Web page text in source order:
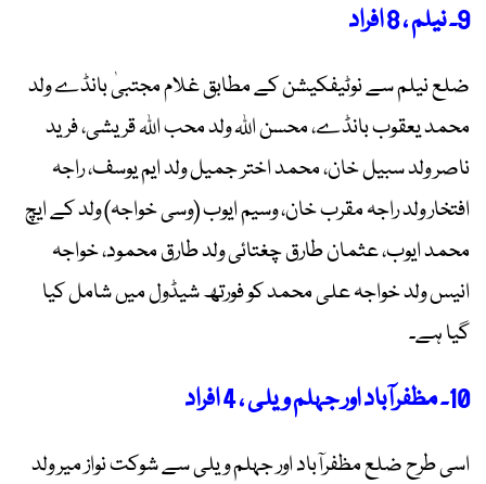
9۔ نیلم ، 8 افراد
ضلع نیلم سے نوٹیفکیشن کے مطابق غلام مجتبیٰ بانڈے ولد
محمد یعقوب بانڈے، محسن اللہ ولد محب اللہ قریشی، فرید
ناصر ولد سبیل خان، محمد اختر جمیل ولد ایم یوسف، راجہ
افتخار ولد راجہ مقرب خان، وسیم ایوب (وسی خواجہ) ولد کے ایچ
محمد ایوب، عثمان طارق چغتائی ولد طارق محمود، خواجہ
انیس ولد خواجہ علی محمد کو فورتھ شیڈول میں شامل کیا
گیا ہے۔
10۔ مظفرآباد اور جہلم ویلی ، 4 افراد
اسی طرح ضلع مظفرآباد اور جہلم ویلی سے شوکت نواز میر ولد